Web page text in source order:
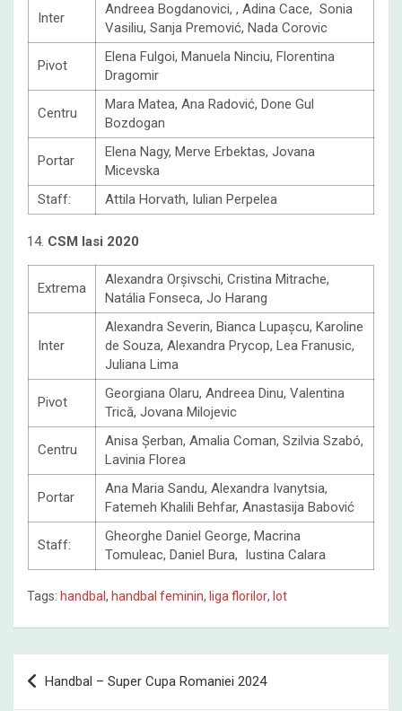
Inter
Andreea Bogdanovici, , Adina Cace, Sonia
Vasiliu, Sanja Premović, Nada Corovic
Pivot
Elena Fulgoi, Manuela Ninciu, Florentina
Dragomir
Centru
Mara Matea, Ana Radović, Done Gul
Bozdogan
Portar
Elena Nagy, Merve Erbektas, Jovana
Micevska
Staff:
Attila Horvath, Iulian Perpelea
14. CSM Iasi 2020
Extrema
Alexandra Orșivschi, Cristina Mitrache,
Natália Fonseca, Jo Harang
Inter
Alexandra Severin, Bianca Lupașcu, Karoline
de Souza, Alexandra Prycop, Lea Franusic,
Juliana Lima
Pivot
Georgiana Olaru, Andreea Dinu, Valentina
Trică, Jovana Milojevic
Centru
Anisa Șerban, Amalia Coman, Szilvia Szabó,
Lavinia Florea
Portar
Ana Maria Sandu, Alexandra Ivanytsia,
Fatemeh Khalili Behfar, Anastasija Babović
Staff:
Gheorghe Daniel George, Macrina
Tomuleac, Daniel Bura, Iustina Calara
Tags: handbal , handbal feminin, liga florilor, lot
Post
navigation
Handbal – Super Cupa Romaniei 2024